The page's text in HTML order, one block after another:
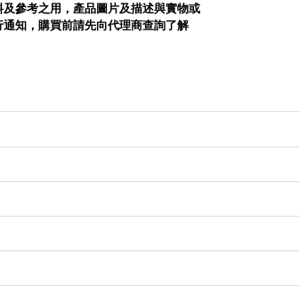
參考之用，產品圖片及描述與實物或
知，購買前請先向代理商查詢了解